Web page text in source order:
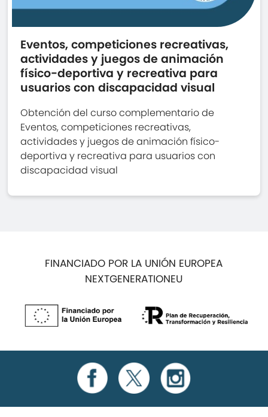
Eventos, competiciones recreativas,
actividades y juegos de animación
físico-deportiva y recreativa para
usuarios con discapacidad visual
Obtención del curso complementario de
Eventos, competiciones recreativas,
actividades y juegos de animación físico-
deportiva y recreativa para usuarios con
discapacidad visual
FINANCIADO POR LA UNIÓN EUROPEA
NEXTGENERATIONEU